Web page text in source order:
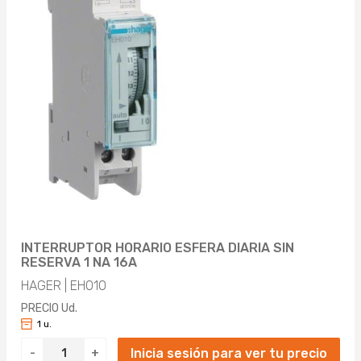
INTERRUPTOR HORARIO ESFERA DIARIA SIN
RESERVA 1 NA 16A
HAGER | EH010
PRECIO Ud.
- +
1 u.
Inicia sesión para ver tu precio